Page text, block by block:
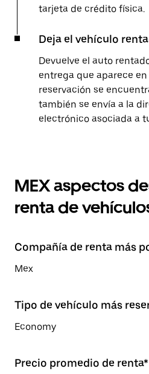
tarjeta de crédito física.
Deja el vehículo
Devuelve el auto
entrega que aparece
reservación se
también se envía a la
electrónico asociada a
MEX aspectos
renta de
Compañía de renta más
Mex
Tipo de vehículo más
Economy
Precio promedio de renta*